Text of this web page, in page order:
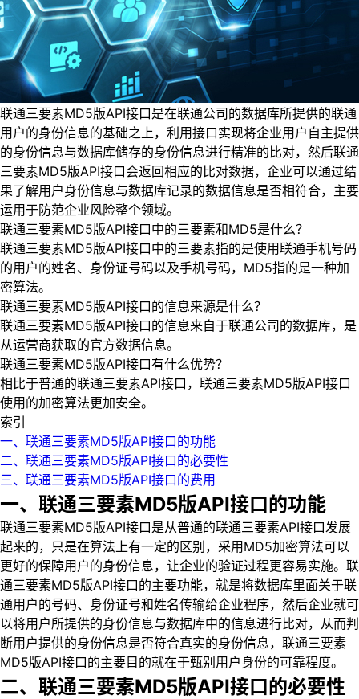
联通三要素MD5版API接口是在联通公司的数据库所提供的联通
用户的身份信息的基础之上，利用接口实现将企业用户自主提供
的身份信息与数据库储存的身份信息进行精准的比对，然后联通
三要素MD5版API接口会返回相应的比对数据，企业可以通过结
果了解用户身份信息与数据库记录的数据信息是否相符合，主要
运用于防范企业风险整个领域。
联通三要素MD5版API接口中的三要素和MD5是什么？
联通三要素MD5版API接口中的三要素指的是使用联通手机号码
的用户的姓名、身份证号码以及手机号码，MD5指的是一种加
密算法。
联通三要素MD5版API接口的信息来源是什么？
联通三要素MD5版API接口的信息来自于联通公司的数据库，是
从运营商获取的官方数据信息。
联通三要素MD5版API接口有什么优势？
相比于普通的联通三要素API接口，联通三要素MD5版API接口
使用的加密算法更加安全。
索引
一、联通三要素MD5版API接口的功能
二、联通三要素MD5版API接口的必要性
三、联通三要素MD5版API接口的费用
一、联通三要素MD5版API接口的功能
联通三要素MD5版API接口是从普通的联通三要素API接口发展
起来的，只是在算法上有一定的区别，采用MD5加密算法可以
更好的保障用户的身份信息，让企业的验证过程更容易实施。联
通三要素MD5版API接口的主要功能，就是将数据库里面关于联
通用户的号码、身份证号和姓名传输给企业程序，然后企业就可
以将用户所提供的身份信息与数据库中的信息进行比对，从而判
断用户提供的身份信息是否符合真实的身份信息，联通三要素
MD5版API接口的主要目的就在于甄别用户身份的可靠程度。
二、联通三要素MD5版API接口的必要性